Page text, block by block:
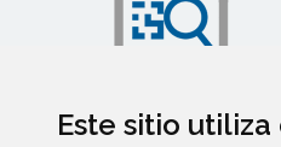
Este sitio
TRANSPARENCIA